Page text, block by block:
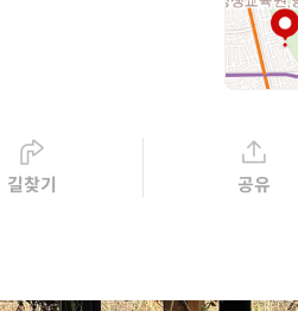
길찾기 공유